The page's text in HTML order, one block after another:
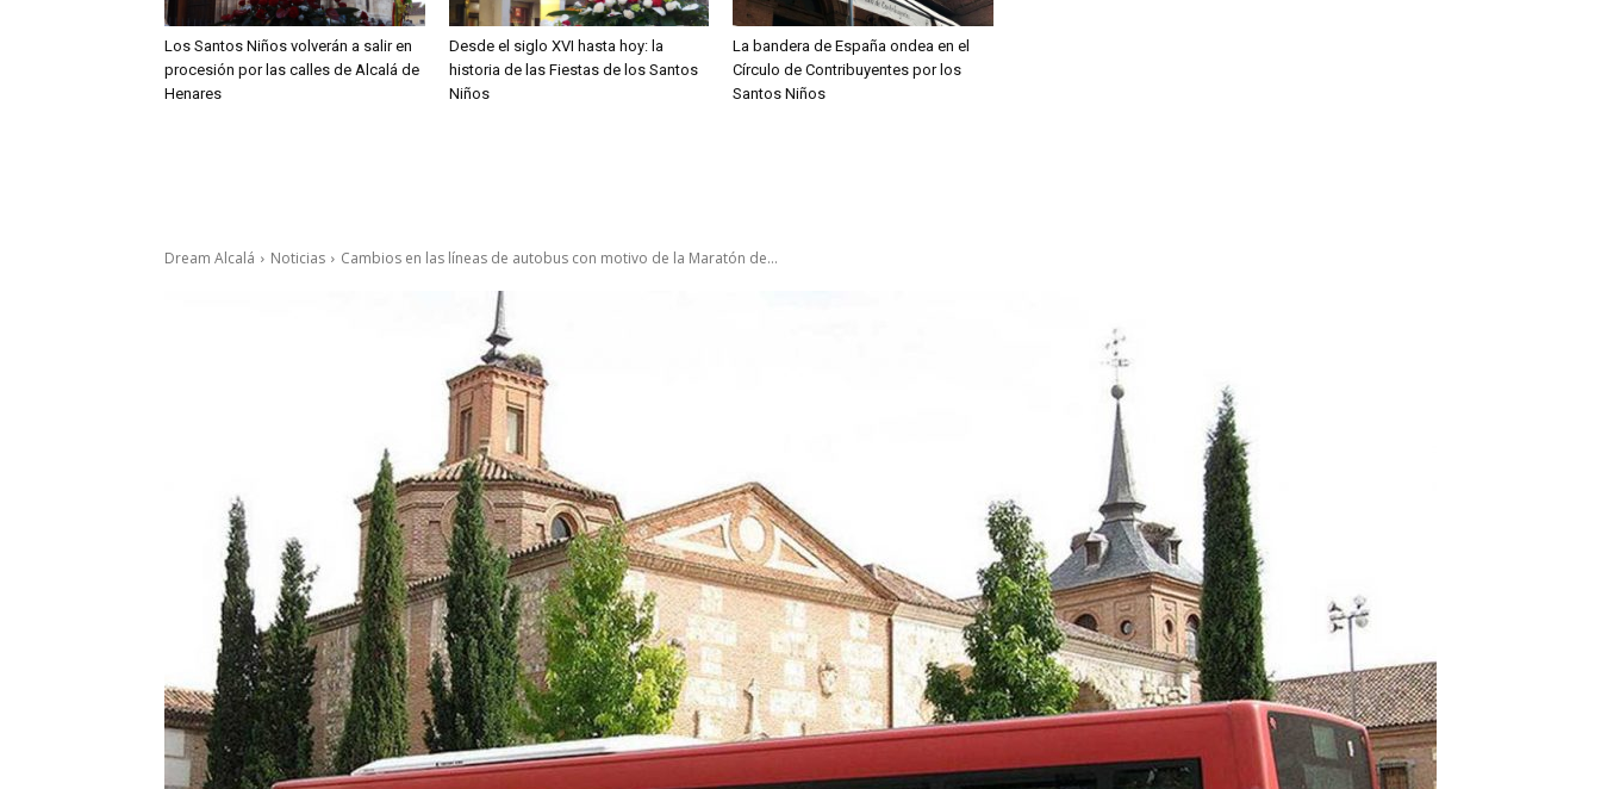
Los Santos Niños volverán a salir en
procesión por las calles de Alcalá de
Henares
Desde el siglo XVI hasta hoy: la
historia de las Fiestas de los Santos
Niños
La bandera de España ondea en el
Círculo de Contribuyentes por los
Santos Niños